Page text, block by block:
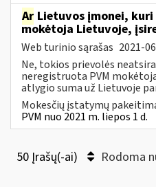
Ar Lietuvos įmonei, kuri
mokėtoja Lietuvoje,
Web turinio sąrašas 2021-
Ne, tokios prievolės
neregistruota PVM
atlygio suma už Lietuvoje
Mokesčių įstatymų
PVM nuo 2021 m. liepos 1 d.
50 Įrašų(-ai) Rodoma